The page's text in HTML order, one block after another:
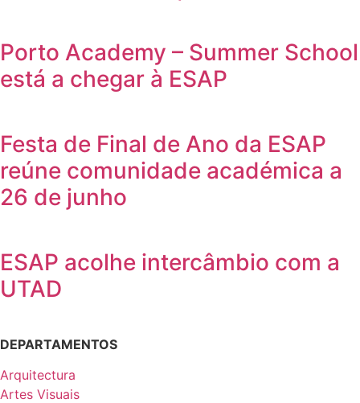
Porto Academy – Summer School
está a chegar à ESAP
Festa de Final de Ano da ESAP
reúne comunidade académica a
26 de junho
ESAP acolhe intercâmbio com a
UTAD
DEPARTAMENTOS
Arquitectura
Artes Visuais